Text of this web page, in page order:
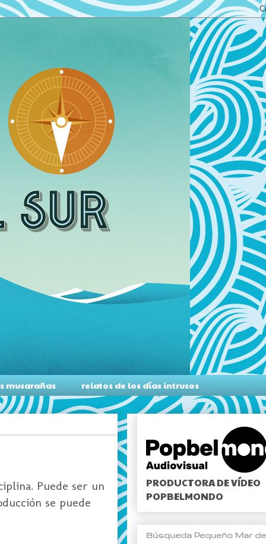
musarañas relatos de los días intrusos
Puede ser un
se puede
PRODUCTORA DE VÍDEO
POPBELMONDO
Búsqueda Pequeño Mar